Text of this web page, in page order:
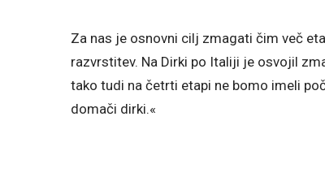
Za nas je osnovni cilj zmagati čim več
razvrstitev. Na Dirki po Italiji je osvojil
tako tudi na četrti etapi ne bomo imeli
domači dirki.«